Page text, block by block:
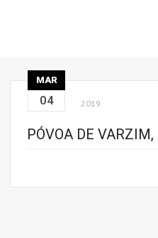
MAR
04 2019
PÓVOA DE VARZIM,